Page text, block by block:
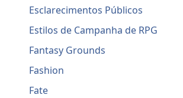
Esclarecimentos Públicos
Estilos de Campanha de RPG
Fantasy Grounds
Fashion
Fate